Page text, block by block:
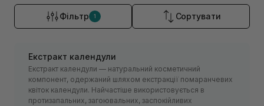
Фільтр 1 Сортувати
Екстракт календули
Екстракт календули — натуральний косметичний
компонент, одержаний шляхом екстракції помаранчевих
квіток календули. Найчастіше використовується в
протизапальних, загоювальних, заспокійливих